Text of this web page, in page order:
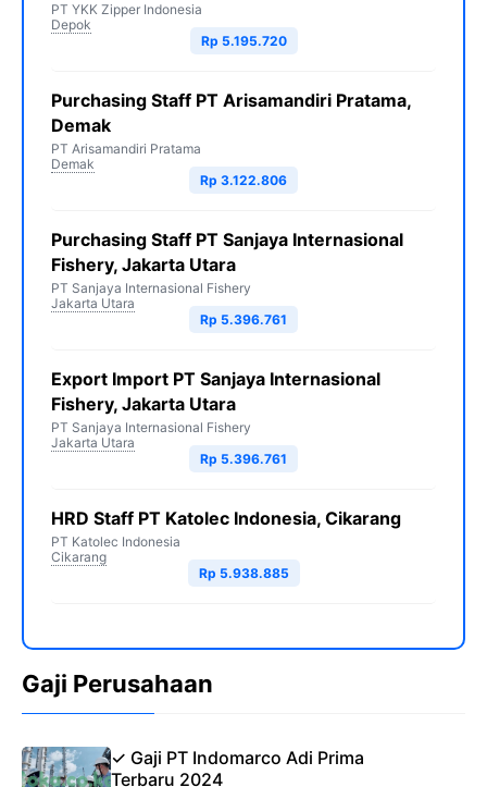
PT YKK Zipper Indonesia
Depok
Rp 5.195.720
Purchasing Staff PT Arisamandiri Pratama,
Demak
PT Arisamandiri Pratama
Demak
Rp 3.122.806
Purchasing Staff PT Sanjaya Internasional
Fishery, Jakarta Utara
PT Sanjaya Internasional Fishery
Jakarta Utara
Rp 5.396.761
Export Import PT Sanjaya Internasional
Fishery, Jakarta Utara
PT Sanjaya Internasional Fishery
Jakarta Utara
Rp 5.396.761
HRD Staff PT Katolec Indonesia, Cikarang
PT Katolec Indonesia
Cikarang
Rp 5.938.885
Gaji Perusahaan
✓ Gaji PT Indomarco Adi Prima
Terbaru 2024